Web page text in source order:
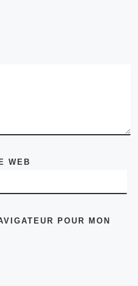
WEB
POUR MON